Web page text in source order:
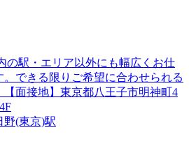
駅・エリア以外にも幅広くお仕
できる限りご希望に合わせられる
【面接地】東京都八王子市明神町4
野(東京)駅